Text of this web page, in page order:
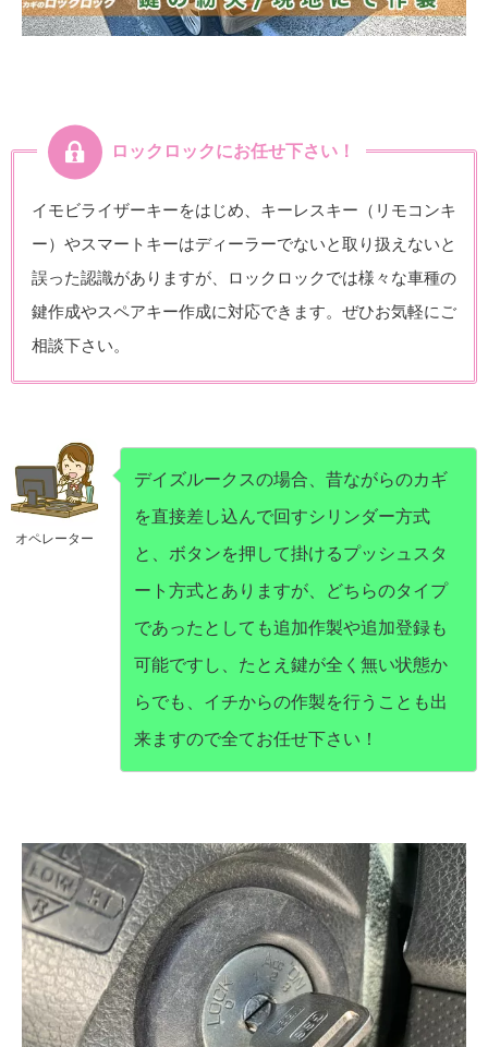
ロックロックにお任せ下さい！
イモビライザーキーをはじめ、キーレスキー（リモコンキ
ー）やスマートキーはディーラーでないと取り扱えないと
誤った認識がありますが、ロックロックでは様々な車種の
鍵作成やスペアキー作成に対応できます。ぜひお気軽にご
相談下さい。
オペレーター
デイズルークスの場合、昔ながらのカギ
を直接差し込んで回すシリンダー方式
と、ボタンを押して掛けるプッシュスタ
ート方式とありますが、どちらのタイプ
であったとしても追加作製や追加登録も
可能ですし、たとえ鍵が全く無い状態か
らでも、イチからの作製を行うことも出
来ますので全てお任せ下さい！